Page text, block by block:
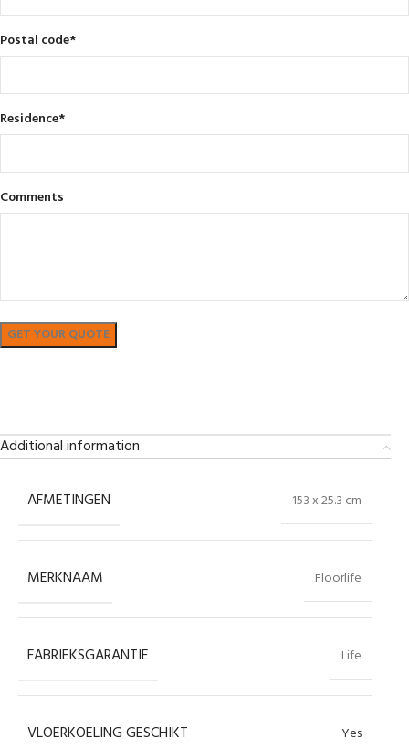
Postal code*
Residence*
Comments
Additional information
AFMETINGEN 153 x 25.3 cm
MERKNAAM Floorlife
FABRIEKSGARANTIE Life
VLOERKOELING GESCHIKT Yes